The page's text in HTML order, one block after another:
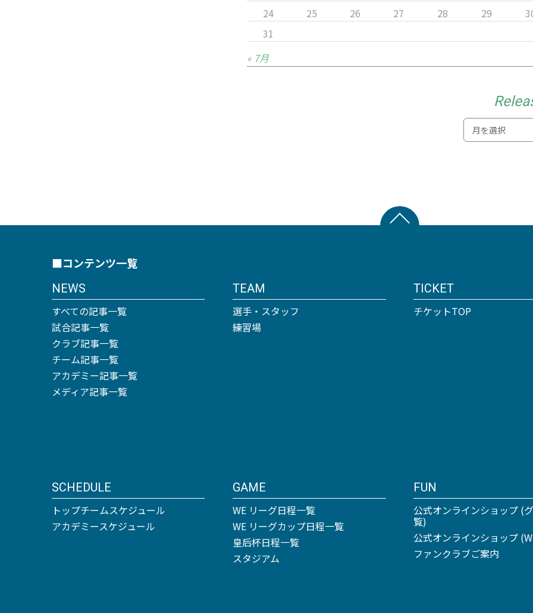
24
25 26 27 28 29
31
« 7月
■コンテンツ一覧
NEWS
すべての記事一覧
試合記事一覧
クラブ記事一覧
チーム記事一覧
アカデミー記事一覧
メディア記事一覧
SCHEDULE
トップチームスケジュール
アカデミースケジュール
TEAM
選手・スタッフ
練習場
GAME
WE リーグ日程一覧
WE リーグカップ日程一覧
皇后杯日程一覧
スタジアム
TICKET
チケットTOP
FUN
公式オンラインショップ (
覧)
公式オンラインショップ
ファンクラブご案内